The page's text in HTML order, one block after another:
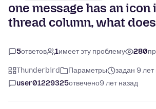
one message has an icon
thread column, what
5ответов 1имеет эту проблему 280
Thunderbird Параметры
задан 9 лет
user01229325отвечено9 лет назад